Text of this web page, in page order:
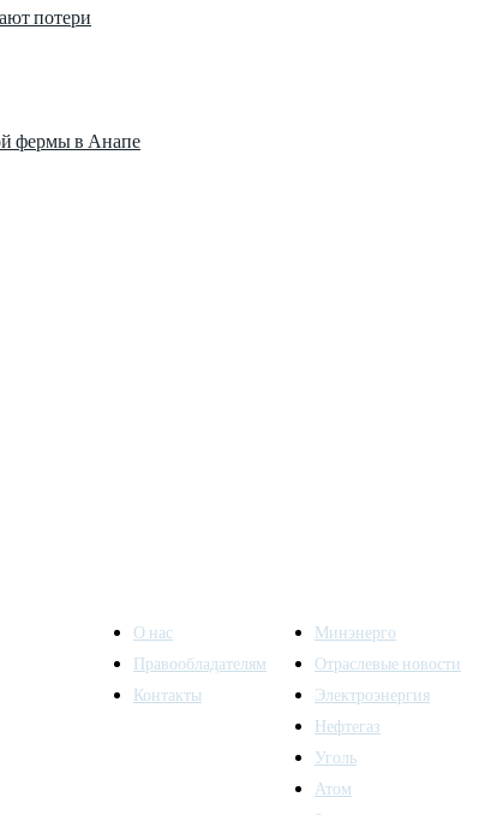
потери
фермы в Анапе
О нас
Правообладателям
Контакты
Минэнерго
Отраслевые новости
Электроэнергия
Нефтегаз
Уголь
Атом